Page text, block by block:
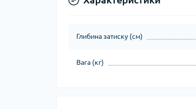
Глибина затиску (см)
Вага (кг)